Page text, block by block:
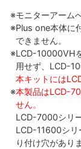
モニターアーム
Plus one本体に
できません。
LCD-10000VH
用せず、LCD-
本キットには
本製品はLCD-
せん。
LCD-7000シリ
LCD-11600シリ
り付け穴があり